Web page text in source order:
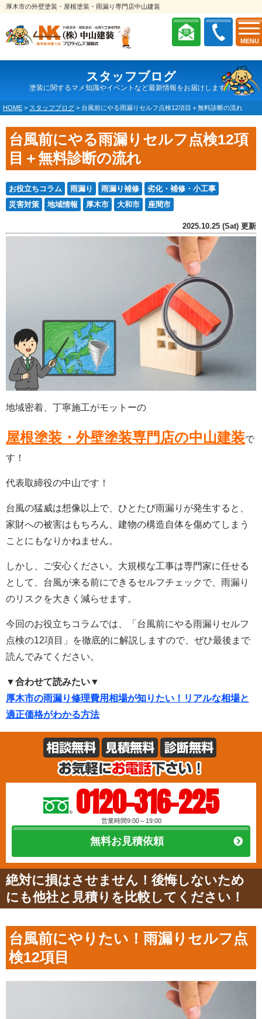
MENU
厚木市の外壁塗装・屋根塗装・雨漏り専門店中山建装
スタッフブログ
塗装に関するマメ知識やイベントなど最新情報をお届けします！
HOME > スタッフブログ > 台風前にやる雨漏りセルフ点検12項目＋無料診断の流れ
台風前にやる雨漏りセルフ点検12項
目＋無料診断の流れ
お役立ちコラム 雨漏り 雨漏り補修
劣化・補修・小工事
災害対策
地域情報 厚木市 大和市 座間市
2025.10.25 (Sat) 更新
地域密着、丁寧施工がモットーの
屋根塗装・外壁塗装専門店の中山建装で
す！
代表取締役の中山です！
台風の猛威は想像以上で、ひとたび雨漏りが発生すると、
家財への被害はもちろん、建物の構造自体を傷めてしまう
ことにもなりかねません。
しかし、ご安心ください。大規模な工事は専門家に任せる
として、台風が来る前にできるセルフチェックで、雨漏り
のリスクを大きく減らせます。
今回のお役立ちコラムでは、「台風前にやる雨漏りセルフ
点検の12項目」を徹底的に解説しますので、ぜひ最後まで
読んでみてください。
▼合わせて読みたい▼
厚木市の雨漏り修理費用相場が知りたい！リアルな相場と
適正価格がわかる方法
0120-316-225
営業時間9:00～19:00
無料お見積依頼
絶対に損はさせません！後悔しないため
にも他社と見積りを比較してください！
台風前にやりたい！雨漏りセルフ点
検12項目